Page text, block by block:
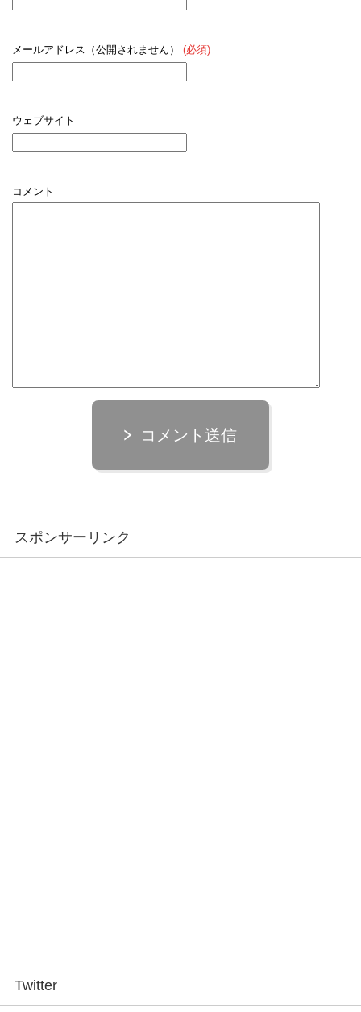
メールアドレス（公開されません） (必須)
ウェブサイト
コメント
コメント送信
スポンサーリンク
Twitter